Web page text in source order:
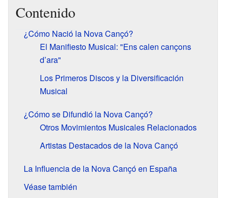
Contenido
¿Cómo Nació la Nova Cançó?
El Manifiesto Musical: "Ens calen cançons
d’ara"
Los Primeros Discos y la Diversificación
Musical
¿Cómo se Difundió la Nova Cançó?
Otros Movimientos Musicales Relacionados
Artistas Destacados de la Nova Cançó
La Influencia de la Nova Cançó en España
Véase también